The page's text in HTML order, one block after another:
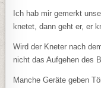
Ich hab mir gemerkt
knetet, dann geht er, er
Wird der Kneter nach
nicht das Aufgehen des
Manche Geräte geben